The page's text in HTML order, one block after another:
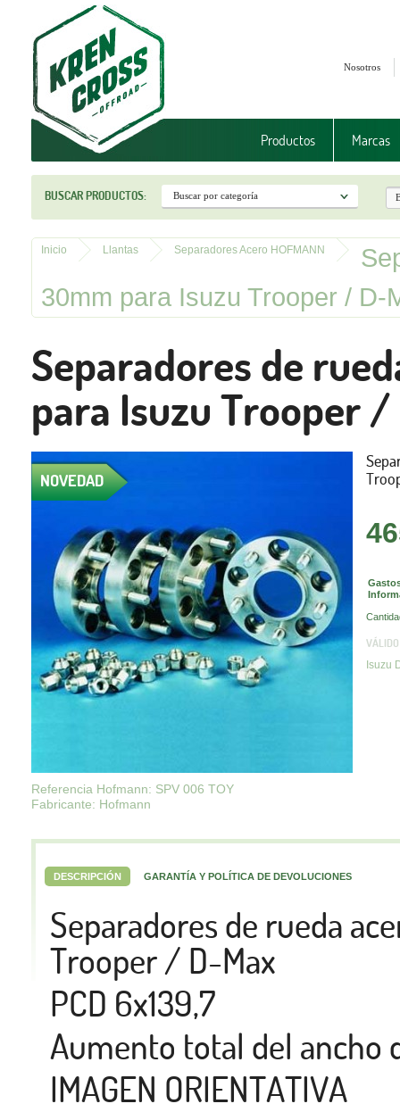
Nosotros
Productos Marcas
BUSCAR PRODUCTOS:
Inicio Llantas Separadores Acero HOFMANN
30mm para Isuzu Trooper / D-
Separadores de
para Isuzu Trooper /
NOVEDAD
Referencia Hofmann: SPV 006 TOY
Fabricante: Hofmann
Isuzu
DESCRIPCIÓN GARANTÍA Y POLÍTICA DE DEVOLUCIONES
Separadores de rueda
Trooper / D-Max
PCD 6x139,7
Aumento total del
IMAGEN ORIENTATIVA